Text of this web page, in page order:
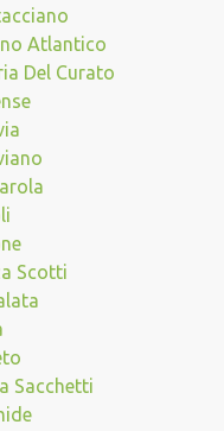
Atlantico
Del Curato
Scotti
Sacchetti